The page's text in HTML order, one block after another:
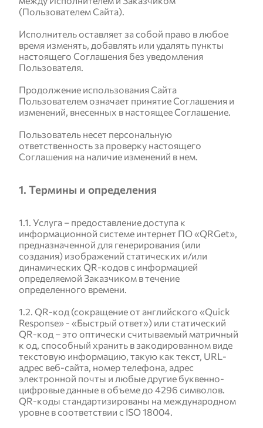
(Пользователем Сайта).
Исполнитель оставляет за собой право в любое
время изменять, добавлять или удалять пункты
настоящего Соглашения без уведомления
Пользователя.
Продолжение использования Сайта
Пользователем означает принятие Соглашения и
изменений, внесенных в настоящее Соглашение.
Пользователь несет персональную
ответственность за проверку настоящего
Соглашения на наличие изменений в нем.
1. Термины и определения
1.1. Услуга – предоставление доступа к
информационной системе интернет ПО «QRGet»,
предназначенной для генерирования (или
создания) изображений статических и/или
динамических QR-кодов с информацией
определяемой Заказчиком в течение
определенного времени.
1.2. QR-код (сокращение от английского «Quick
Response» - «Быстрый ответ») или статический
QR-код – это оптически считываемый матричный
к од, способный хранить в закодированном виде
текстовую информацию, такую как текст, URL-
адрес веб-сайта, номер телефона, адрес
электронной почты и любые другие буквенно-
цифровые данные в объеме до 4296 символов.
QR-коды стандартизированы на международном
уровне в соответствии с ISO 18004.